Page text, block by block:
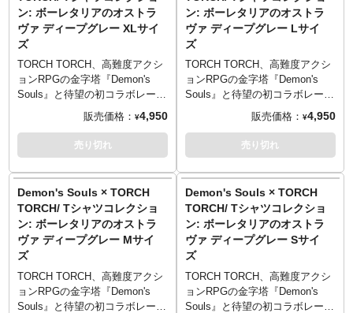
© 2021 Sony Interactive
Entertainment Inc.
“Demonʼs Souls” is a trademark
Entertainment Inc.
© 2021 Sony Interactive
Entertainment Inc.
“Demonʼs Souls” is a trademark
Entertainment Inc.
Lサイズ （73cm／55cm／50cm
／22cm）
XLサイズ （77cm／58cm／
54cm／24cm）
XXLサイズ （81cm／63cm／
57cm／25cm）
──────────────────
TORCH TORCH OFFICIAL
https://torchtorch.jp/
© 2021 Sony Interactive
Entertainment Inc.
“Demonʼs Souls” is a trademark
of Sony Interactive
Entertainment Inc.
Lサイズ （73cm／55cm／50cm
／22cm）
XLサイズ （77cm／58cm／
54cm／24cm）
XXLサイズ （81cm／63cm／
57cm／25cm）
──────────────────
TORCH TORCH OFFICIAL
https://torchtorch.jp/
© 2021 Sony Interactive
Entertainment Inc.
“Demonʼs Souls” is a trademark
of Sony Interactive
Entertainment Inc.
ープグレー、ブラック
■マテリアル: 綿100% 5.6oz ヘ
ビーウェイトボディ
PRINTED IN TOKYO
■サイズ（着丈／身幅／肩幅／袖
丈）
Sサイズ （65cm／49cm／42cm
Mサイズ （69cm／52cm／46cm
／20cm）
Lサイズ （73cm／55cm／50cm
／22cm）
XLサイズ （77cm／58cm／
54cm／24cm）
XXLサイズ （81cm／63cm／
57cm／25cm）
──────────────────
ープグレー、ブラック
■マテリアル: 綿100% 5.6oz ヘ
ビーウェイトボディ
PRINTED IN TOKYO
■サイズ（着丈／身幅／肩幅／袖
丈）
Sサイズ （65cm／49cm／42cm
Mサイズ （69cm／52cm／46cm
／20cm）
Lサイズ （73cm／55cm／50cm
／22cm）
XLサイズ （77cm／58cm／
54cm／24cm）
XXLサイズ （81cm／63cm／
57cm／25cm）
──────────────────
ー・瀧川虚至氏が緻密かつ美し
いペンタッチで描き下ろし。ル
ーンの剣と盾が、耽美な印象を
際立たせています。
全モデルの袖部分には、ゲーム
中のユニークな要素「ソウル傾
「白」「黒」の2種のどちらが付
くのかはランダムとなっていま
す。遊び心あるギミックをお楽
■イラストレーション: 瀧川虚至
■カラー: バニラホワイト、ディ
ープグレー、ブラック
■マテリアル: 綿100% 5.6oz ヘ
ビーウェイトボディ
PRINTED IN TOKYO
──────────────────
の立ち姿を、イラストレータ
ー・瀧川虚至氏が緻密かつ美し
いペンタッチで描き下ろし。ル
ーンの剣と盾が、耽美な印象を
際立たせています。
全モデルの袖部分には、ゲーム
向」をモチーフにした刺繍が。
「白」「黒」の2種のどちらが付
くのかはランダムとなっていま
しみください。
■イラストレーション: 瀧川虚至
■カラー: バニラホワイト、ディ
ープグレー、ブラック
■マテリアル: 綿100% 5.6oz ヘ
ビーウェイトボディ
PRINTED IN TOKYO
ン: ボーレタリアのオストラ
ヴァ ディープグレー XLサイ
ズ
TORCH TORCH、高難度アクシ
ョンRPGの金字塔『Demon's
Souls』と待望の初コラボレーシ
ョンが決定！人気キャラクター
をモチーフにしたTシャツ5型が
プレイヤーの行く先々に現れる
若い騎士「ボーレタリアのオス
る出で立ちながら、どことなく
放っておけないオーラを放つ彼
の立ち姿を、イラストレータ
ー・瀧川虚至氏が緻密かつ美し
いペンタッチで描き下ろし。ル
ーンの剣と盾が、耽美な印象を
際立たせています。
全モデルの袖部分には、ゲーム
販売価格： ¥4,950
売り切れ
ン: ボーレタリアのオストラ
ヴァ ディープグレー Lサイ
ズ
TORCH TORCH、高難度アクシ
ョンRPGの金字塔『Demon's
Souls』と待望の初コラボレーシ
ョンが決定！人気キャラクター
をモチーフにしたTシャツ5型が
プレイヤーの行く先々に現れる
若い騎士「ボーレタリアのオス
る出で立ちながら、どことなく
放っておけないオーラを放つ彼
の立ち姿を、イラストレータ
ー・瀧川虚至氏が緻密かつ美し
いペンタッチで描き下ろし。ル
ーンの剣と盾が、耽美な印象を
際立たせています。
全モデルの袖部分には、ゲーム
販売価格： ¥4,950
売り切れ
Demon's Souls × TORCH
TORCH/ Tシャツコレクショ
ン: ボーレタリアのオストラ
ヴァ ディープグレー Mサイ
ズ
TORCH TORCH、高難度アクシ
ョンRPGの金字塔『Demon's
Souls』と待望の初コラボレーシ
Demon's Souls × TORCH
TORCH/ Tシャツコレクショ
ン: ボーレタリアのオストラ
ヴァ ディープグレー Sサイ
ズ
TORCH TORCH、高難度アクシ
ョンRPGの金字塔『Demon's
Souls』と待望の初コラボレーシ